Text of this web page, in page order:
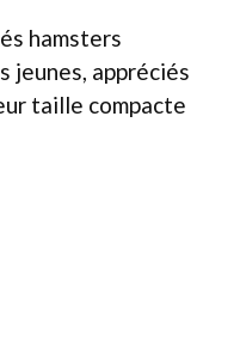
hamsters
jeunes, appréciés
taille compacte